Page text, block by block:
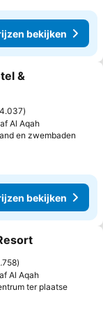
bekijken
favorieten
&
4.037
Al Aqah
en zwembaden
bekijken
favorieten
Al Aqah
ter plaatse